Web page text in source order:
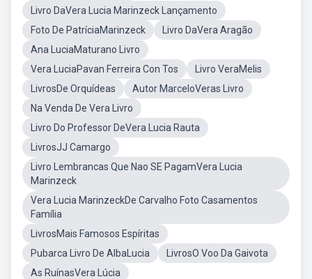
Livro DaVera Lucia Marinzeck Lançamento
Foto De PatríciaMarinzeck
Livro DaVera Aragão
Ana LuciaMaturano Livro
Vera LuciaPavan Ferreira Con Tos
Livro VeraMelis
LivrosDe Orquídeas
Autor MarceloVeras Livro
Na Venda De Vera Livro
Livro Do Professor DeVera Lucia Rauta
LivrosJJ Camargo
Livro Lembrancas Que Nao SE PagamVera Lucia
Marinzeck
Vera Lucia MarinzeckDe Carvalho Foto Casamentos
Família
LivrosMais Famosos Espíritas
Pubarca Livro De AlbaLucia
LivrosO Voo Da Gaivota
As RuínasVera Lúcia